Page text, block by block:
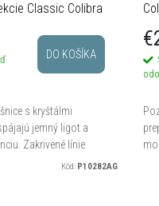
Classic Colibra
DO KOŠÍKA
s kryštálmi
jemný ligot a
Zakrivené línie
dojmom a
Kód: P10282AG